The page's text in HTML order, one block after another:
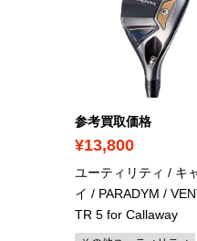
参考買取価格
¥13,800
ユーティリティ / キ
イ / PARADYM /
TR 5 for Callaway